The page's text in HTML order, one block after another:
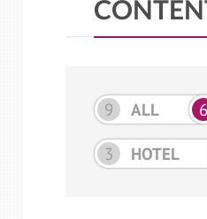
9 ALL 6
3 HOTEL